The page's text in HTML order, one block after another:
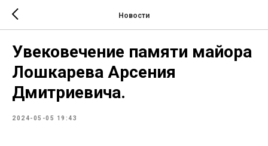
Новости
Увековечение памяти майора
Лошкарева Арсения
Дмитриевича.
2024-05-05 19:43